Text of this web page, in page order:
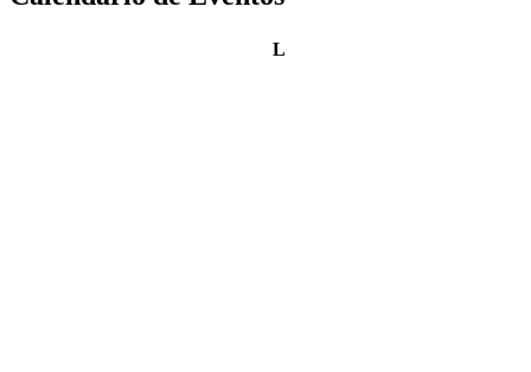
Llunes